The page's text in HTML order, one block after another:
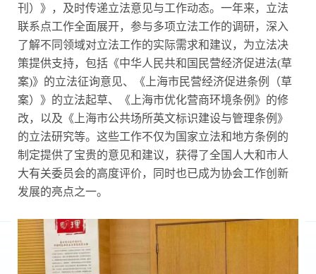
刊）》，及时传递立法意见与工作动态。一年来，立法
联系点工作全面展开，参与多项立法工作的调研，深入
了解不同领域对立法工作的实际需求和建议，为立法决
策提供支持，包括《中华人民共和国民营经济促进法(草
案)》的立法征询意见、《上海市民营经济促进条例（草
案）》的立法起草、《上海市优化营商环境条例》的修
改，以及《上海市公共场所英文标识建设与管理条例》
的立法研究等。这些工作不仅为国家立法和地方条例的
制定提供了宝贵的意见和建议，获得了全国人大和市人
大有关委员会的高度评价，同时也已成为协会工作创新
发展的亮点之一。